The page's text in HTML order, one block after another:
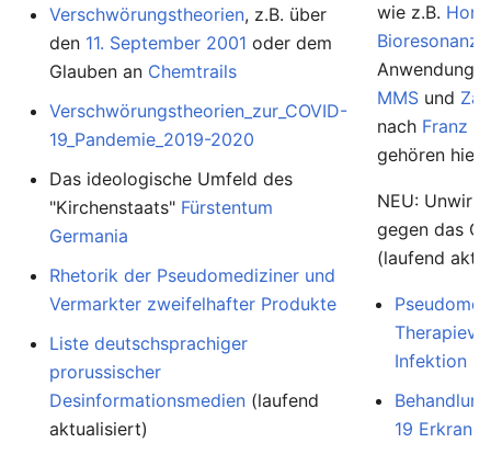
Verschwörungstheorien, z.B. über
den 11. September 2001 oder dem
Glauben an Chemtrails
Verschwörungstheorien_zur_COVID-
19_Pandemie_2019-2020
Das ideologische Umfeld des
"Kirchenstaats" Fürstentum
Germania
Rhetorik der Pseudomediziner und
Vermarkter zweifelhafter Produkte
Liste deutschsprachiger
prorussischer
Desinformationsmedien (laufend
aktualisiert)
wie z.B.
Bioresonanz
MMS und
nach Franz
gehören
NEU:
gegen das
(laufend
Infektion
19